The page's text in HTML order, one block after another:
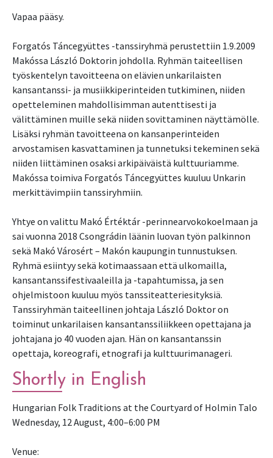
Vapaa pääsy.
Forgatós Táncegyüttes -tanssiryhmä perustettiin 1.9.2009
Makóssa László Doktorin johdolla. Ryhmän taiteellisen
työskentelyn tavoitteena on elävien unkarilaisten
kansantanssi- ja musiikkiperinteiden tutkiminen, niiden
opetteleminen mahdollisimman autenttisesti ja
välittäminen muille sekä niiden sovittaminen näyttämölle.
Lisäksi ryhmän tavoitteena on kansanperinteiden
arvostamisen kasvattaminen ja tunnetuksi tekeminen sekä
niiden liittäminen osaksi arkipäiväistä kulttuuriamme.
Makóssa toimiva Forgatós Táncegyüttes kuuluu Unkarin
merkittävimpiin tanssiryhmiin.
Yhtye on valittu Makó Értéktár -perinnearvokokoelmaan ja
sai vuonna 2018 Csongrádin läänin luovan työn palkinnon
sekä Makó Városért – Makón kaupungin tunnustuksen.
Ryhmä esiintyy sekä kotimaassaan että ulkomailla,
kansantanssifestivaaleilla ja -tapahtumissa, ja sen
ohjelmistoon kuuluu myös tanssiteatteriesityksiä.
Tanssiryhmän taiteellinen johtaja László Doktor on
toiminut unkarilaisen kansantanssiliikkeen opettajana ja
johtajana jo 40 vuoden ajan. Hän on kansantanssin
opettaja, koreografi, etnografi ja kulttuurimanageri.
Shortly in English
Hungarian Folk Traditions at the Courtyard of Holmin Talo
Wednesday, 12 August, 4:00–6:00 PM
Venue: